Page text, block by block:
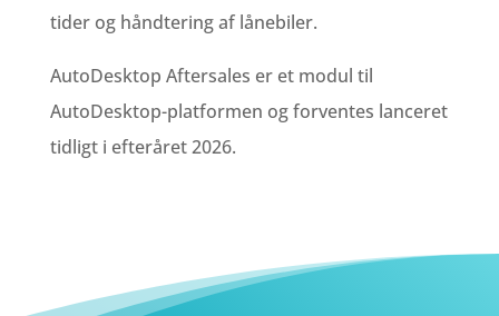
tider og håndtering af lånebiler.
AutoDesktop Aftersales er et modul til
AutoDesktop-platformen og forventes lanceret
tidligt i efteråret 2026.